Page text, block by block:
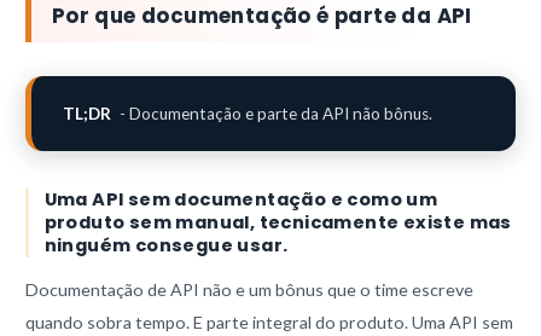
Por que documentação é parte da API
TL;DR - Documentação e parte da API não bônus.
Uma API sem documentação e como um
produto sem manual, tecnicamente existe mas
ninguém consegue usar.
Documentação de API não e um bônus que o time escreve
quando sobra tempo. E parte integral do produto. Uma API sem